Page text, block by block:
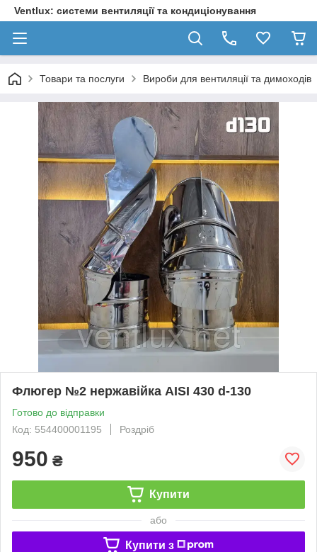
Ventlux: системи вентиляції та кондиціонування
Товари та послуги Вироби для вентиляції та димоходів
Флюгер №2 нержавійка AISI 430 d-130
Готово до відправки
Код: 554400001195
Роздріб
950 ₴
Купити
або
Купити з